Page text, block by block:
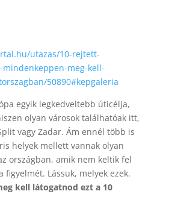
utazas/10-rejtett-
mindenkeppen-meg-kell-
50890#kepgaleria
egyik legkedveltebb úticélja,
olyan városok találhatóak itt,
vagy Zadar. Ám ennél több is
helyek mellett vannak olyan
országban, amik nem keltik fel
figyelmét. Lássuk, melyek ezek.
kell látogatnod ezt a 10